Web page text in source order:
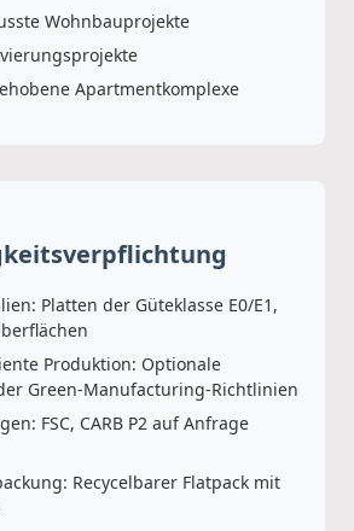
Wohnbauprojekte
Apartmentkomplexe
Platten der Güteklasse E0/E1,
Produktion: Optionale
Green-Manufacturing-Richtlinien
FSC, CARB P2 auf Anfrage
Recycelbarer Flatpack mit